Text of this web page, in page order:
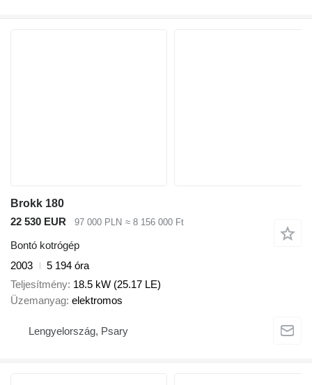
Brokk 180
22 530 EUR
97 000 PLN ≈ 8 156 000 Ft
Bontó kotrógép
2003
5 194 óra
Teljesítmény 18.5 kW (25.17 LE)
Üzemanyag elektromos
Lengyelország, Psary